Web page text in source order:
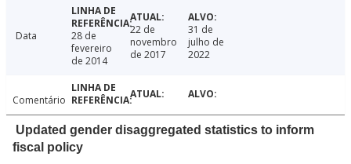
Data
28 de
fevereiro
de 2014
22 de
novembro
de 2017
31 de
julho de
2022
Comentário
Updated gender disaggregated statistics to inform
fiscal policy